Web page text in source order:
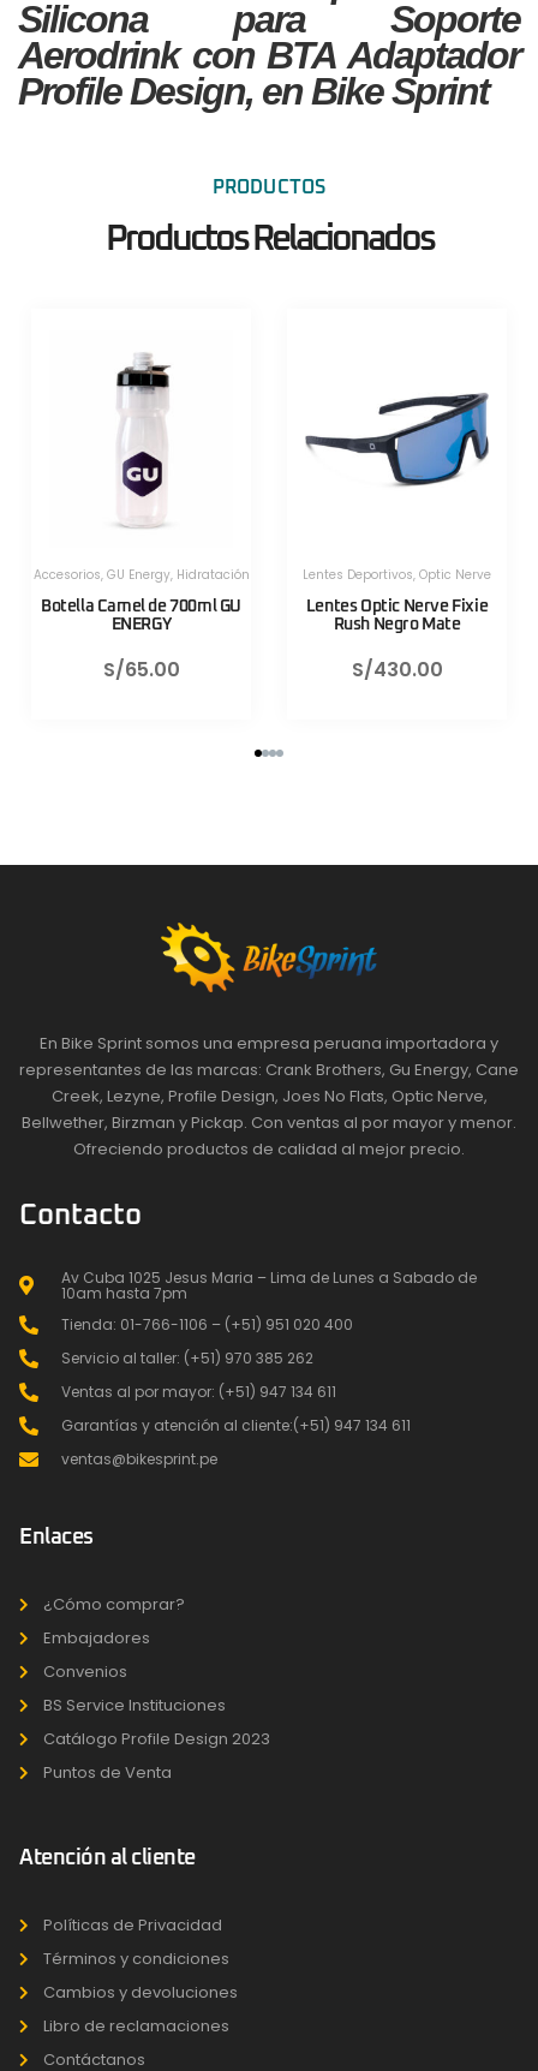
Silicona para Soporte
Aerodrink con BTA Adaptador
Profile Design, en Bike Sprint
PRODUCTOS
Productos Relacionados
Herramientas,
Válvula CNC TLR Valve pro
S/130.00
Herramientas ,
Válvula CNC TLR Valve pro
S/130.00
En Bike Sprint somos una empresa peruana importadora y
representantes de las marcas: Crank Brothers, Gu Energy, Cane
Creek, Lezyne, Profile Design, Joes No Flats, Optic Nerve,
Bellwether, Birzman y Pickap. Con ventas al por mayor y menor.
Ofreciendo productos de calidad al mejor precio.
Contacto
Av Cuba 1025 Jesus Maria – Lima de Lunes a Sabado de
10am hasta 7pm
Tienda: 01-766-1106 – (+51) 951 020 400
Servicio al taller: (+51) 970 385 262
Ventas al por mayor: (+51) 947 134 611
Garantías y atención al cliente:(+51) 947 134 611
ventas@bikesprint.pe
Enlaces
¿Cómo comprar?
Embajadores
Convenios
BS Service Instituciones
Catálogo Profile Design 2023
Puntos de Venta
Atención al cliente
Políticas de Privacidad
Términos y condiciones
Cambios y devoluciones
Libro de reclamaciones
Contáctanos